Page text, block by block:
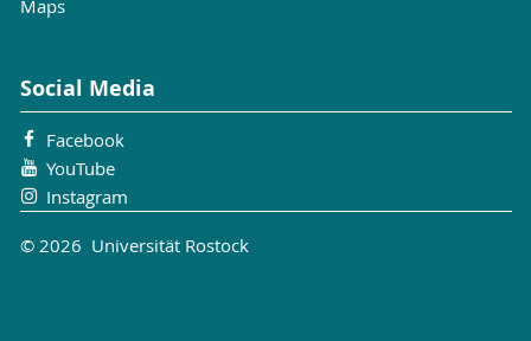
Maps
Social Media
Facebook
YouTube
Instagram
© 2026 Universität Rostock